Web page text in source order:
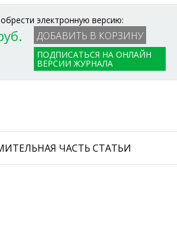
электронную версию:
ПОДПИСАТЬСЯ НА ОНЛАЙН
ВЕРСИИ ЖУРНАЛА
ЧАСТЬ СТАТЬИ